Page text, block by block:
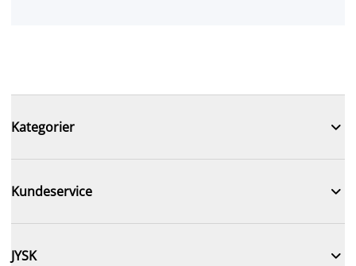
Kategorier 
Kundeservice 
JYSK 